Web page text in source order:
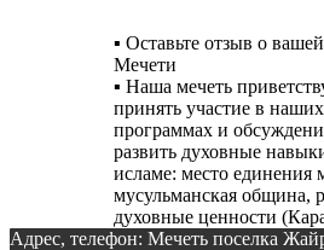
▪️ Оставьте отзыв о
Мечети
▪️ Наша мечеть
принять участие в
программах и
развить духовные
исламе: место
мусульманская община,
духовные ценности
Адрес, телефон: Мечеть поселка